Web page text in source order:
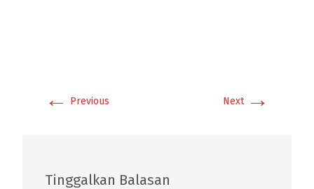
← Previous Next →
Tinggalkan Balasan